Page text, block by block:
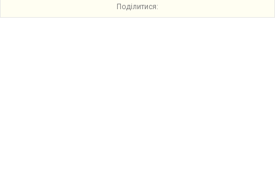
Поділитися: